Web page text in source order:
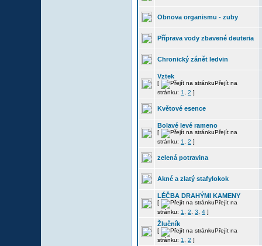
Obnova organismu - zuby
Příprava vody zbavené deuteria
Chronický zánět ledvin
Vztek
[
Přejít na
stránku: 1 2 ]
Květové esence
Bolavé levé rameno
[
Přejít na
stránku: 1 2 ]
zelená potravina
Akné a zlatý stafylokok
LÉČBA DRAHÝMI KAMENY
[
Přejít na
stránku: 1 2 3 4 ]
Žlučník
[
Přejít na
stránku: 1 2 ]